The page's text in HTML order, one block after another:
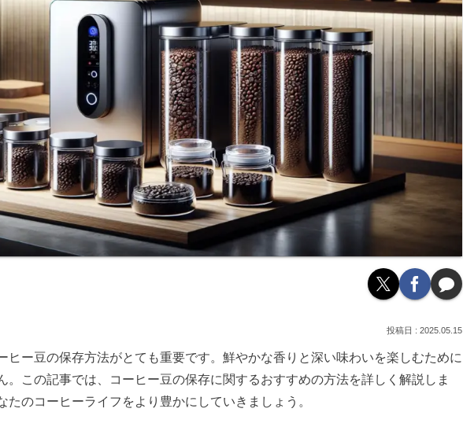
2025.05.15
ヒー豆の保存方法がとても重要です。鮮やかな香りと深い味わいを楽しむために
。この記事では、コーヒー豆の保存に関するおすすめの方法を詳しく解説しま
のコーヒーライフをより豊かにしていきましょう。